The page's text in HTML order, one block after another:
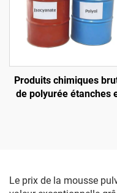
Produits chimiques
de polyurée étanches
Le prix de la mousse